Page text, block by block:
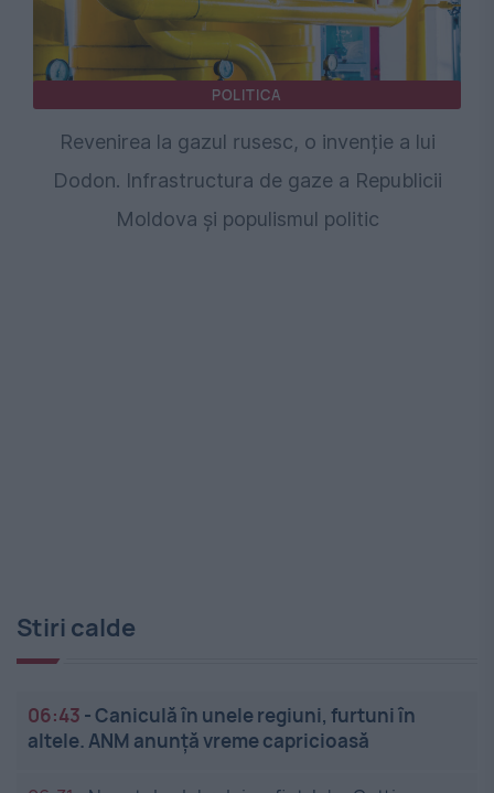
POLITICA
Revenirea la gazul rusesc, o invenție a lui
Dodon. Infrastructura de gaze a Republicii
Moldova și populismul politic
Stiri calde
06:43 -Caniculă în unele regiuni, furtuni în
altele. ANM anunță vreme capricioasă